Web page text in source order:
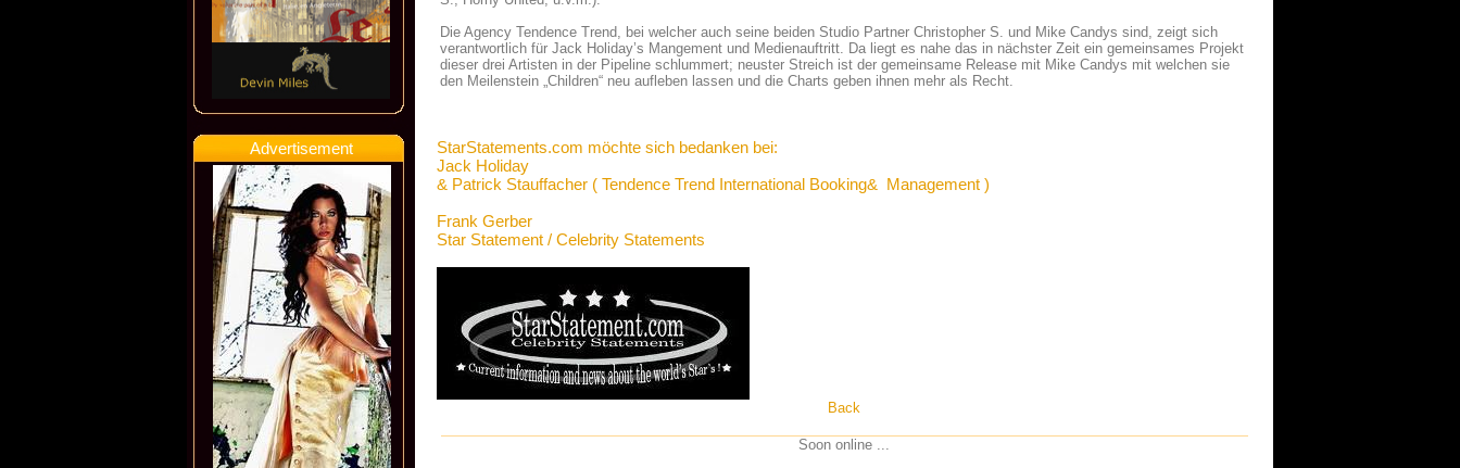
Advertisement
Die Agency Tendence Trend, bei welcher auch seine beiden Studio Partner Christopher S. und Mike Candys sind, zeigt sich
verantwortlich für Jack Holiday’s Mangement und Medienauftritt. Da liegt es nahe das in nächster Zeit ein gemeinsames Projekt
dieser drei Artisten in der Pipeline schlummert; neuster Streich ist der gemeinsame Release mit Mike Candys mit welchen sie
den Meilenstein „Children“ neu aufleben lassen und die Charts geben ihnen mehr als Recht.
StarStatements.com möchte sich bedanken bei:
Jack Holiday
& Patrick Stauffacher ( Tendence Trend International Booking& Management )
Frank Gerber
Star Statement / Celebrity Statements
Back
Soon online ...